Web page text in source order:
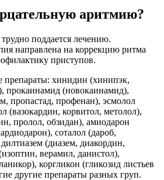
аритмию?
поддается лечению.
направлена на коррекцию ритма
приступов.
хинидин (хинипэк,
прокаинамид (новокаинамид),
пропастад, профенан), эсмолол
(вазокардин, корвитол, метолол),
пролол, обзидан), амиодарон
соталол (дароб,
(диазем, диакордин,
верамил, данистол),
коргликон (гликозид листьев
другие препараты разных груп.